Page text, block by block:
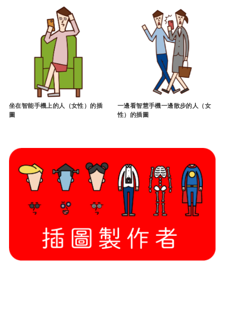
坐在智能手機上的人（女性）的插
圖
一邊看智慧手機一邊散步的人（女
性）的插圖